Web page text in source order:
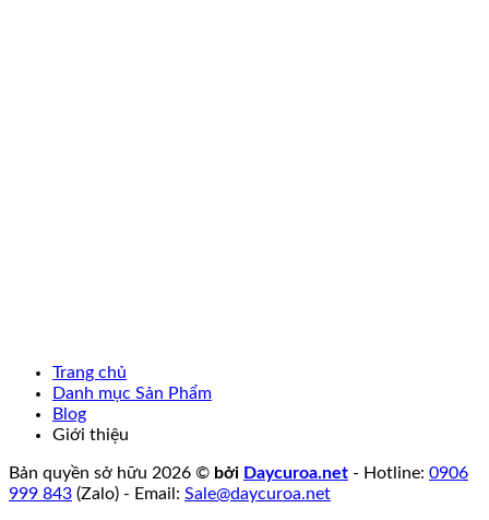
Trang chủ
Danh mục Sản Phẩm
Blog
Giới thiệu
Bản quyền sở hữu 2026 © bởi Daycuroa.net - Hotline: 0906
999 843 (Zalo) - Email: Sale@daycuroa.net